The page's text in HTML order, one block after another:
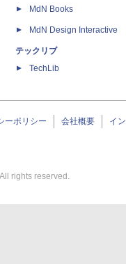
MdN Books
MdN Design Interactive
テックリブ
TechLib
ーポリシー 会社概要 イ
rights reserved.